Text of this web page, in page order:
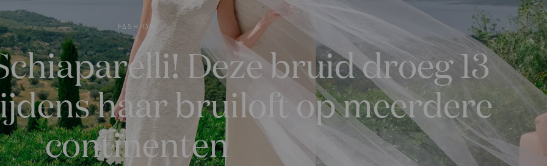
FASHION
Deze bruid droeg 13
haar bruiloft op meerdere
continenten